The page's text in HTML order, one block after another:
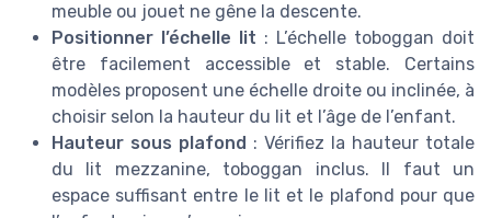
meuble ou jouet ne gêne la descente.
Positionner l’échelle lit : L’échelle toboggan doit
être facilement accessible et stable. Certains
modèles proposent une échelle droite ou inclinée, à
choisir selon la hauteur du lit et l’âge de l’enfant.
Hauteur sous plafond : Vérifiez la hauteur totale
du lit mezzanine, toboggan inclus. Il faut un
espace suffisant entre le lit et le plafond pour que